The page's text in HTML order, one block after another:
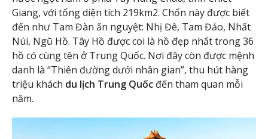
Giang, với tổng diện tích 219km2. Chốn này được biết
đến như Tam Đàn ấn nguyệt: Nhị Đê, Tam Đảo, Nhất
Núi, Ngũ Hồ. Tây Hồ được coi là hồ đẹp nhất trong 36
hồ có cùng tên ở Trung Quốc. Nơi đây còn được mệnh
danh là “Thiên đường dưới nhân gian”, thu hút hàng
triệu khách du lịch Trung Quốc đến tham quan mỗi
năm.